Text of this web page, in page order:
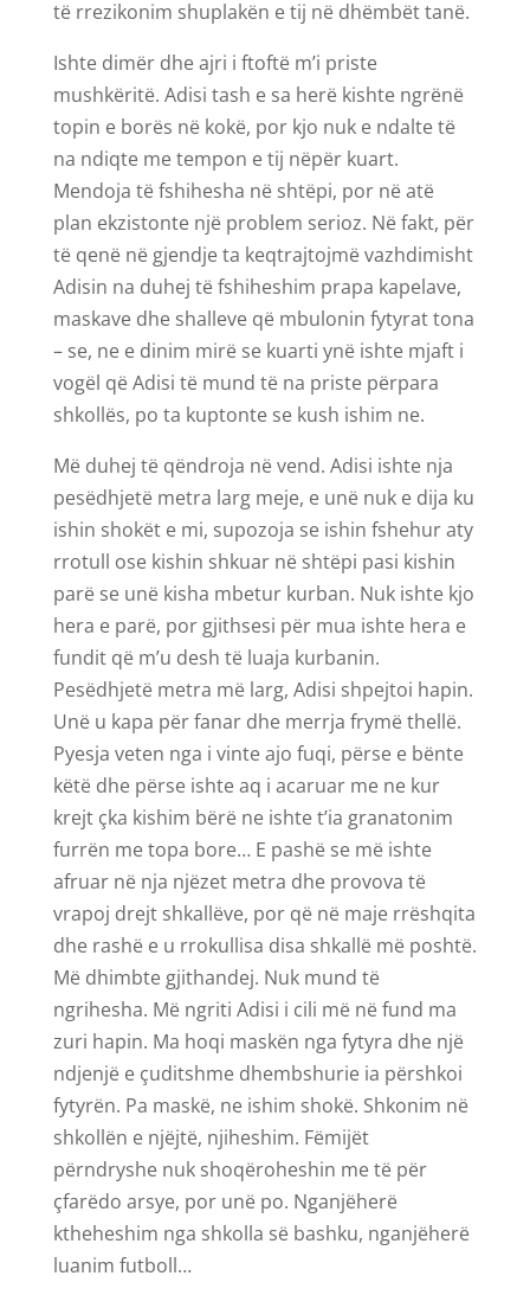
të rrezikonim shuplakën e tij në dhëmbët tanë.
Ishte dimër dhe ajri i ftoftë m’i priste
mushkëritë. Adisi tash e sa herë kishte ngrënë
topin e borës në kokë, por kjo nuk e ndalte të
na ndiqte me tempon e tij nëpër kuart.
Mendoja të fshihesha në shtëpi, por në atë
plan ekzistonte një problem serioz. Në fakt, për
të qenë në gjendje ta keqtrajtojmë vazhdimisht
Adisin na duhej të fshiheshim prapa kapelave,
maskave dhe shalleve që mbulonin fytyrat tona
– se, ne e dinim mirë se kuarti ynë ishte mjaft i
vogël që Adisi të mund të na priste përpara
shkollës, po ta kuptonte se kush ishim ne.
Më duhej të qëndroja në vend. Adisi ishte nja
pesëdhjetë metra larg meje, e unë nuk e dija ku
ishin shokët e mi, supozoja se ishin fshehur aty
rrotull ose kishin shkuar në shtëpi pasi kishin
parë se unë kisha mbetur kurban. Nuk ishte kjo
hera e parë, por gjithsesi për mua ishte hera e
fundit që m’u desh të luaja kurbanin.
Pesëdhjetë metra më larg, Adisi shpejtoi hapin.
Unë u kapa për fanar dhe merrja frymë thellë.
Pyesja veten nga i vinte ajo fuqi, përse e bënte
këtë dhe përse ishte aq i acaruar me ne kur
krejt çka kishim bërë ne ishte t’ia granatonim
furrën me topa bore… E pashë se më ishte
afruar në nja njëzet metra dhe provova të
vrapoj drejt shkallëve, por që në maje rrëshqita
dhe rashë e u rrokullisa disa shkallë më poshtë.
Më dhimbte gjithandej. Nuk mund të
ngrihesha. Më ngriti Adisi i cili më në fund ma
zuri hapin. Ma hoqi maskën nga fytyra dhe një
ndjenjë e çuditshme dhembshurie ia përshkoi
fytyrën. Pa maskë, ne ishim shokë. Shkonim në
shkollën e njëjtë, njiheshim. Fëmijët
përndryshe nuk shoqëroheshin me të për
çfarëdo arsye, por unë po. Nganjëherë
ktheheshim nga shkolla së bashku, nganjëherë
luanim futboll…